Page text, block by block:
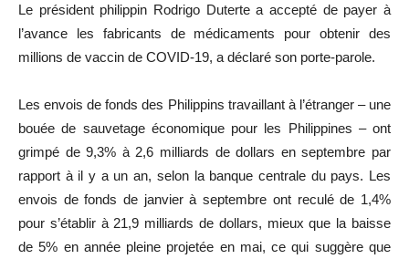
Le président philippin Rodrigo Duterte a accepté de payer à
l’avance les fabricants de médicaments pour obtenir des
millions de vaccin de COVID-19, a déclaré son porte-parole.
Les envois de fonds des Philippins travaillant à l’étranger – une
bouée de sauvetage économique pour les Philippines – ont
grimpé de 9,3% à 2,6 milliards de dollars en septembre par
rapport à il y a un an, selon la banque centrale du pays. Les
envois de fonds de janvier à septembre ont reculé de 1,4%
pour s’établir à 21,9 milliards de dollars, mieux que la baisse
de 5% en année pleine projetée en mai, ce qui suggère que